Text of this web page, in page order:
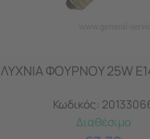
ΛΥΧΝΙΑ ΦΟΥΡΝΟΥ 25W
Κωδικός:
Διαθέσιμο